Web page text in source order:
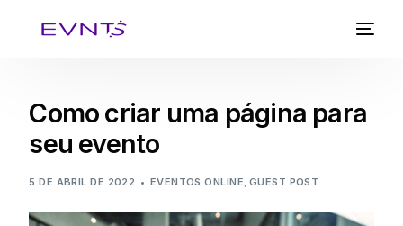
Como criar uma página para
seu evento
5 DE ABRIL DE 2022 EVENTOS ONLINE, GUEST POST